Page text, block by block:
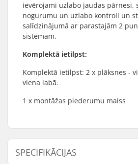
ievērojami uzlabo jaudas pārnesi,
nogurumu un uzlabo kontroli un
salīdzinājumā ar parastajām 2
sistēmām.
Komplektā ietilpst:
Komplektā ietilpst: 2 x plāksnes -
viena labā.
1 x montāžas piederumu maiss
SPECIFIKĀCIJAS